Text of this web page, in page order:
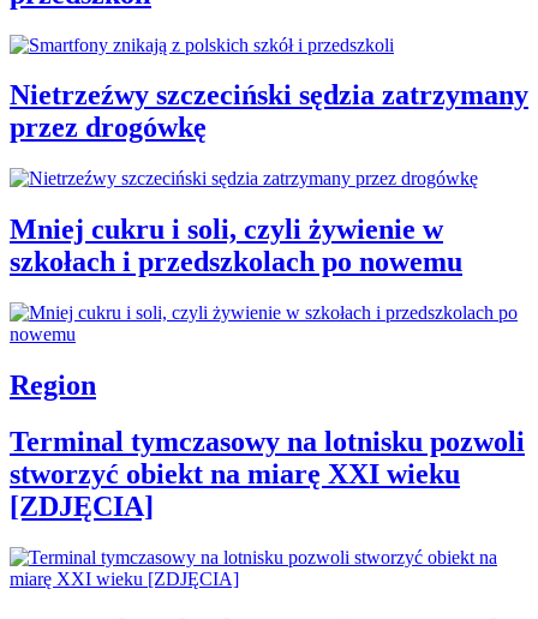
Nietrzeźwy szczeciński sędzia zatrzymany
przez drogówkę
Mniej cukru i soli, czyli żywienie w
szkołach i przedszkolach po nowemu
Region
Terminal tymczasowy na lotnisku pozwoli
stworzyć obiekt na miarę XXI wieku
[ZDJĘCIA]